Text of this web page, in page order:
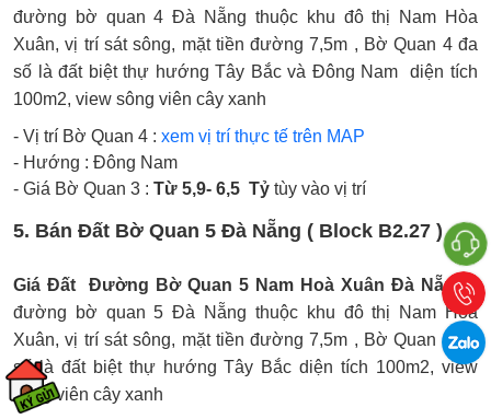
đường bờ quan 4 Đà Nẵng thuộc khu đô thị Nam Hòa
Xuân, vị trí sát sông, mặt tiền đường 7,5m , Bờ Quan 4 đa
số là đất biệt thự hướng Tây Bắc và Đông Nam diện tích
100m2, view sông viên cây xanh
- Vị trí Bờ Quan 4 : xem vị trí thực tế trên MAP
- Hướng : Đông Nam
- Giá Bờ Quan 3 : Từ 5,9- 6,5 Tỷ tùy vào vị trí
5. Bán Đất Bờ Quan 5 Đà Nẵng ( Block B2.27 )
Giá Đất Đường Bờ Quan 5 Nam Hoà Xuân Đà Nẵng :
đường bờ quan 5 Đà Nẵng thuộc khu đô thị Nam Hòa
Xuân, vị trí sát sông, mặt tiền đường 7,5m , Bờ Quan 5 đa
số là đất biệt thự hướng Tây Bắc diện tích 100m2, view
sông viên cây xanh